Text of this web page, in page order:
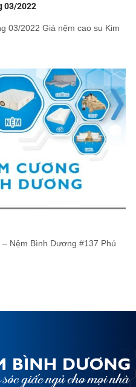
03/2022
03/2022 Giá nệm cao su Kim
Nệm Bình Dương #137 Phú